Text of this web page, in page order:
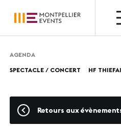
QUI SOMMES-NOUS ?
Nos métiers
AGENDA
SPECTACLE / CONCERT
HF
Retours aux